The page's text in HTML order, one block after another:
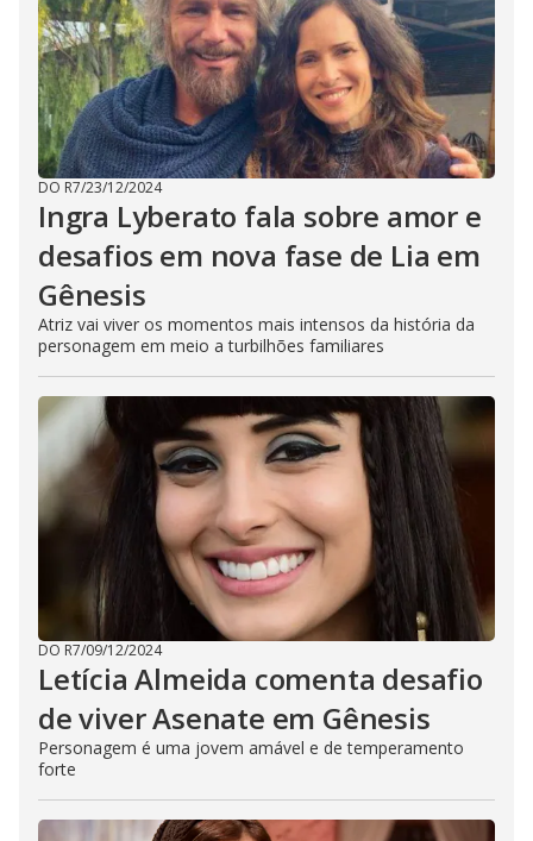
DO R7/23/12/2024
Ingra Lyberato fala sobre amor e
desafios em nova fase de Lia em
Gênesis
Atriz vai viver os momentos mais intensos da história da
personagem em meio a turbilhões familiares
DO R7/09/12/2024
Letícia Almeida comenta desafio
de viver Asenate em Gênesis
Personagem é uma jovem amável e de temperamento
forte